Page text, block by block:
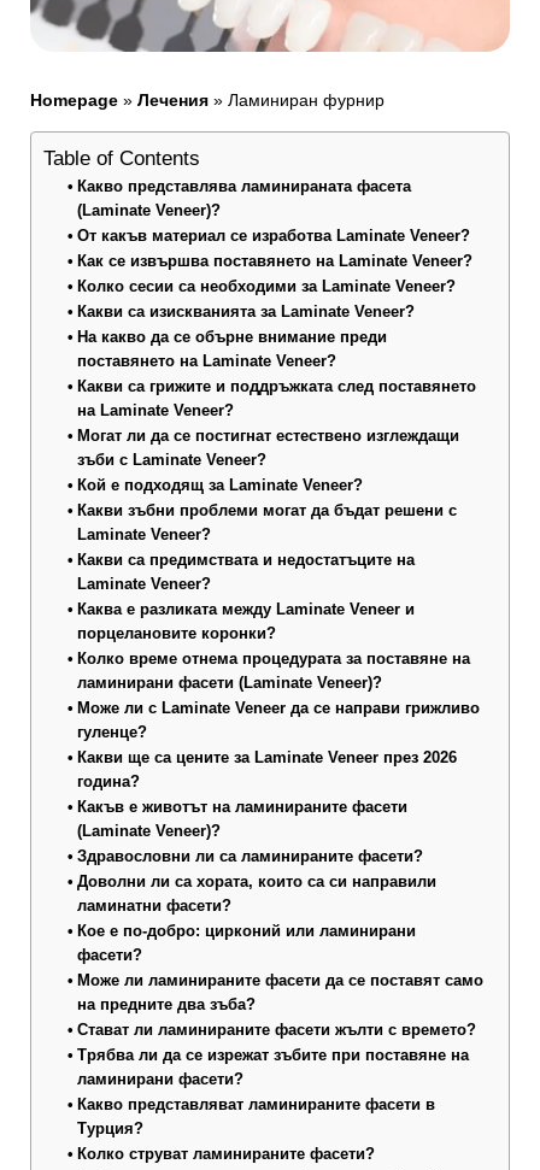
Homepage » Лечения » Ламиниран фурнир
Table of Contents
Какво представлява ламинираната фасета
(Laminate Veneer)?
От какъв материал се изработва Laminate Veneer?
Как се извършва поставянето на Laminate Veneer?
Колко сесии са необходими за Laminate Veneer?
Какви са изискванията за Laminate Veneer?
На какво да се обърне внимание преди
поставянето на Laminate Veneer?
Какви са грижите и поддръжката след поставянето
на Laminate Veneer?
Могат ли да се постигнат естествено изглеждащи
зъби с Laminate Veneer?
Кой е подходящ за Laminate Veneer?
Какви зъбни проблеми могат да бъдат решени с
Laminate Veneer?
Какви са предимствата и недостатъците на
Laminate Veneer?
Каква е разликата между Laminate Veneer и
порцелановите коронки?
Колко време отнема процедурата за поставяне на
ламинирани фасети (Laminate Veneer)?
Може ли с Laminate Veneer да се направи грижливо
гуленце?
Какви ще са цените за Laminate Veneer през 2026
година?
Какъв е животът на ламинираните фасети
(Laminate Veneer)?
Здравословни ли са ламинираните фасети?
Доволни ли са хората, които са си направили
ламинатни фасети?
Кое е по-добро: цирконий или ламинирани
фасети?
Може ли ламинираните фасети да се поставят само
на предните два зъба?
Стават ли ламинираните фасети жълти с времето?
Трябва ли да се изрежат зъбите при поставяне на
ламинирани фасети?
Какво представляват ламинираните фасети в
Турция?
Колко струват ламинираните фасети?